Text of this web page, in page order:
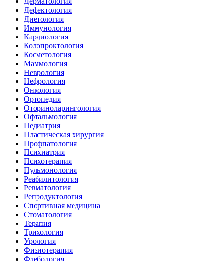
Дефектология
Диетология
Иммунология
Кардиология
Колопроктология
Косметология
Маммология
Неврология
Нефрология
Онкология
Ортопедия
Оториноларингология
Офтальмология
Педиатрия
Пластическая хирургия
Профпатология
Психиатрия
Психотерапия
Пульмонология
Реабилитология
Ревматология
Репродуктология
Спортивная медицина
Стоматология
Терапия
Трихология
Урология
Физиотерапия
Флебология